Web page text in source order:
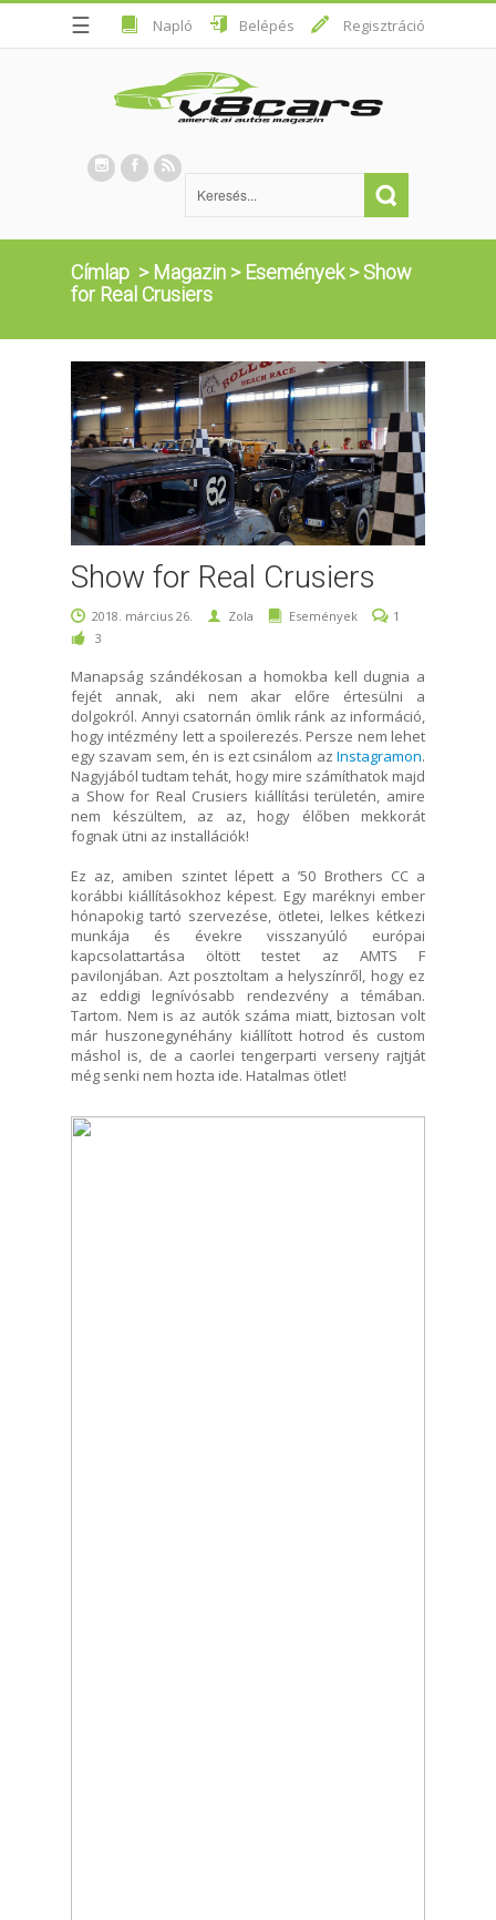
☰ Napló Belépés Regisztráció
Címlap > Magazin > Események>Show
for Real Crusiers
Show for Real Crusiers
2018. március 26. Zola Események
1
3
Manapság szándékosan a homokba kell dugnia a
fejét annak, aki nem akar előre értesülni a
dolgokról. Annyi csatornán ömlik ránk az információ,
hogy intézmény lett a spoilerezés. Persze nem lehet
egy szavam sem, én is ezt csinálom az Instagramon.
Nagyjából tudtam tehát, hogy mire számíthatok majd
a Show for Real Crusiers kiállítási területén, amire
nem készültem, az az, hogy élőben mekkorát
fognak ütni az installációk!
Ez az, amiben szintet lépett a ’50 Brothers CC a
korábbi kiállításokhoz képest. Egy maréknyi ember
hónapokig tartó szervezése, ötletei, lelkes kétkezi
munkája és évekre visszanyúló európai
kapcsolattartása öltött testet az AMTS F
pavilonjában. Azt posztoltam a helyszínről, hogy ez
az eddigi legnívósabb rendezvény a témában.
Tartom. Nem is az autók száma miatt, biztosan volt
már huszonegynéhány kiállított hotrod és custom
máshol is, de a caorlei tengerparti verseny rajtját
még senki nem hozta ide. Hatalmas ötlet!